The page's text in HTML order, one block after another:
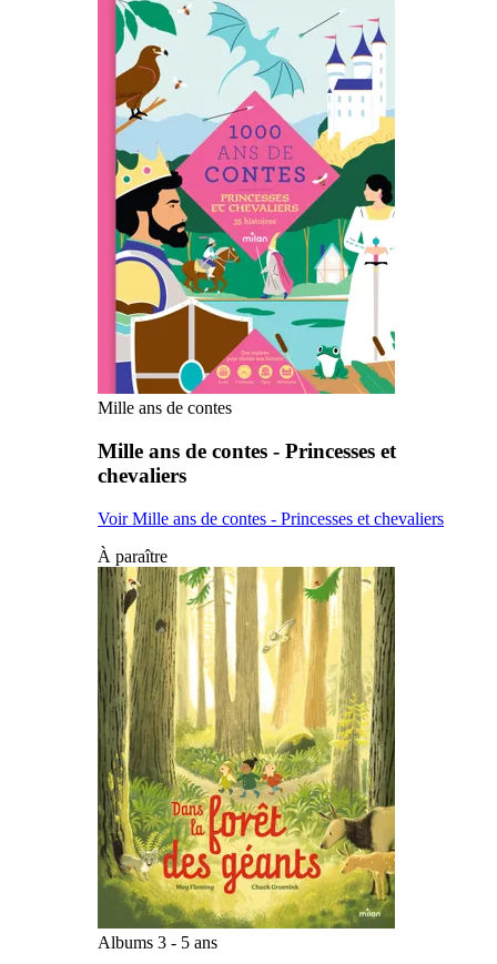
Mille ans de contes
Mille ans de contes - Princesses et
chevaliers
Voir Mille ans de contes - Princesses et chevaliers
À paraître
Albums 3 - 5 ans